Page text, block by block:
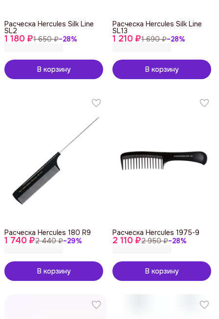
1 180 ₽1 650 ₽−28%
Расческа Hercules Silk Line
SL2
В корзину
1 210 ₽1 690 ₽−28%
Расческа Hercules Silk Line
SL13
В корзину
1 740 ₽2 440 ₽−29%
Расческа Hercules 180 R9
В корзину
2 110 ₽2 950 ₽−28%
Расческа Hercules 1975-9
В корзину